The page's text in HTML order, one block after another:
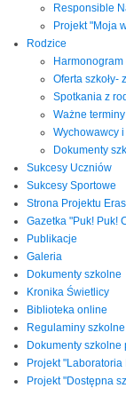
Responsible
Projekt "Moja
Rodzice
Oferta szkoły-
Spotkania z
Ważne terminy
Wychowawcy
Dokumenty
Sukcesy Uczniów
Sukcesy Sportowe
Strona Projektu
Gazetka "Puk! Puk!
Publikacje
Galeria
Dokumenty szkolne
Kronika Świetlicy
Biblioteka online
Regulaminy szkolne
Dokumenty szkolne
Projekt "Laboratoria
Projekt "Dostępna